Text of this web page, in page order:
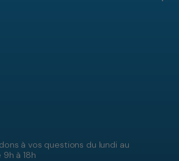
à vos questions du lundi au
à 18h